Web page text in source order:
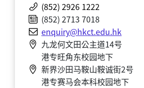
(852) 2926 1222
(852) 2713 7018
enquiry@hkct.edu.hk
九龙何文田公主道14号
港专旺角东校园地下
新界沙田马鞍山鞍诚街2号
港专赛马会本科校园地下